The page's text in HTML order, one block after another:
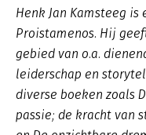
Henk Jan Kamsteeg
Proistamenos. Hij
gebied van o.a.
leiderschap en
diverse boeken zoals
passie; de kracht van